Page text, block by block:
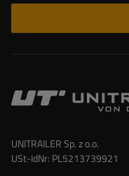
UNITRAILER Sp. z o.o.
USt-IdNr: PL5213739921